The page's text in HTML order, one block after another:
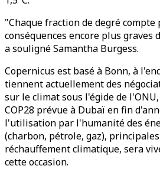
"Chaque fraction de degré compte
conséquences encore plus graves
a souligné Samantha Burgess.
Copernicus est basé à Bonn, à
tiennent actuellement des
sur le climat sous l'égide de
COP28 prévue à Dubaï en fin
l'utilisation par l'humanité des
(charbon, pétrole, gaz),
réchauffement climatique, sera
cette occasion.